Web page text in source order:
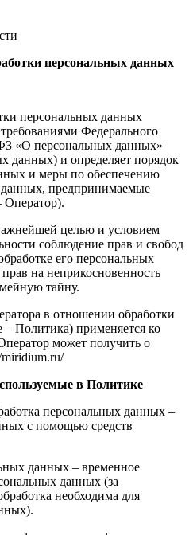
персональных данных
персональных данных
Федерального
«О персональных данных»
данных) и определяет порядок
и меры по обеспечению
данных, предпринимаемые
целью и условием
соблюдение прав и свобод
его персональных
на неприкосновенность
тайну.
в отношении обработки
Политика) применяется ко
может получить о
miridium.ru/
в Политике
персональных данных –
с помощью средств
данных – временное
данных (за
необходима для